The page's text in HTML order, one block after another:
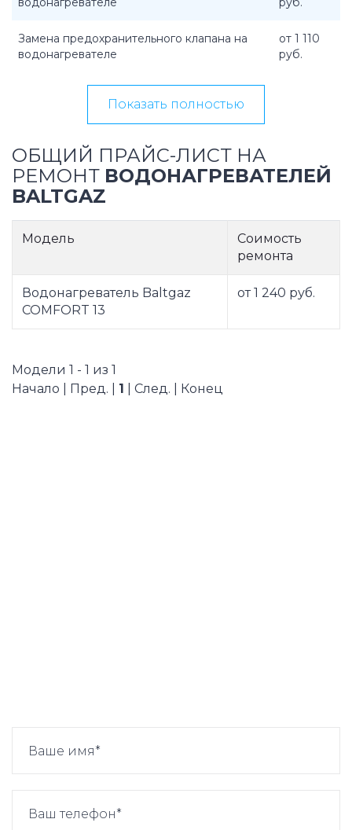
Замена предохранительного клапана на
водонагревателе
от 1 110
руб.
Показать полностью
ОБЩИЙ ПРАЙС-ЛИСТ НА
РЕМОНТ ВОДОНАГРЕВАТЕЛЕЙ
BALTGAZ
Модель
Соимость
ремонта
Водонагреватель Baltgaz
COMFORT 13
от 1 240 руб.
Модели 1 - 1 из 1
Начало | Пред. | 1 | След. | Конец